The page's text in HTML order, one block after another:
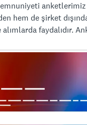
hem de şirket
alımlarda faydalıdır.
hemen